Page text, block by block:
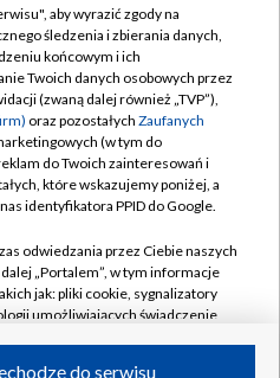
TVP
TVP
prywatności
zgody
Pomoc
aby wyrazić zgody na
śledzenia i zbierania danych,
końcowym i ich
Twoich danych osobowych przez
(zwaną dalej również „TVP”),
oraz pozostałych Zaufanych
(w tym do
do Twoich zainteresowań i
które wskazujemy poniżej, a
identyfikatora PPID do Google.
odwiedzania przez Ciebie naszych
„Portalem”, w tym informacje
jak: pliki cookie, sygnalizatory
umożliwiających świadczenie
do serwisu